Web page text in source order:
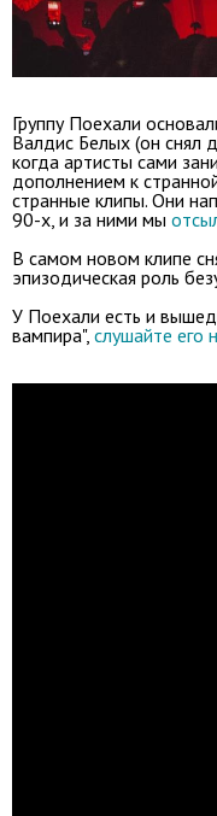
Группу Поехали
Валдис Белых (он снял
когда артисты сами
дополнением к
странные клипы. Они
90-х, и за ними мы
В самом новом клипе
эпизодическая роль
У Поехали есть и
вампира", слушайте его